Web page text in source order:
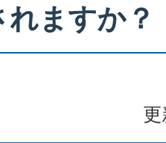
ますか？